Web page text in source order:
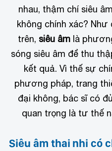
nhau, thậm chí siêu
không chính xác?
trên, siêu âmlà
sóng siêu âm để thu
kết quả. Vì thế sự
phương pháp, trang
đại không, bác sĩ có
quan trọng là tư thế
Siêu âm thai nhi có